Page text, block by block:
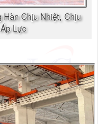
Chịu Nhiệt, Chịu
Lực